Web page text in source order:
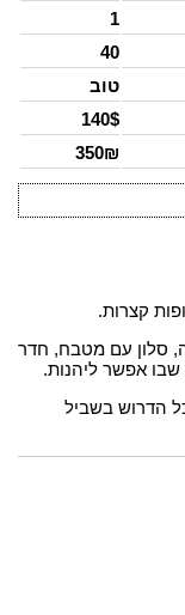
1
40
טוב
140$
350₪
חדר שינה, סלון עם מטבח, חדר
אפשר ליהנות.
הדרוש בשביל